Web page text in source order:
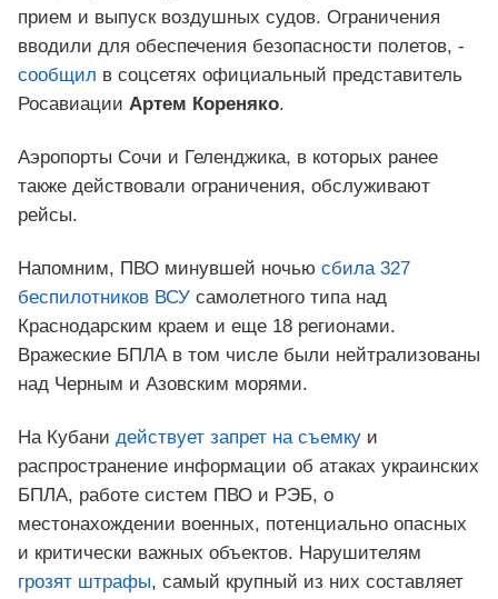
прием и выпуск воздушных судов. Ограничения
вводили для обеспечения безопасности полетов, -
сообщил в соцсетях официальный представитель
Росавиации Артем Кореняко.
Аэропорты Сочи и Геленджика, в которых ранее
также действовали ограничения, обслуживают
рейсы.
Напомним, ПВО минувшей ночью сбила 327
беспилотников ВСУ самолетного типа над
Краснодарским краем и еще 18 регионами.
Вражеские БПЛА в том числе были нейтрализованы
над Черным и Азовским морями.
На Кубани действует запрет на съемку и
распространение информации об атаках украинских
БПЛА, работе систем ПВО и РЭБ, о
местонахождении военных, потенциально опасных
и критически важных объектов. Нарушителям
грозят штрафы, самый крупный из них составляет